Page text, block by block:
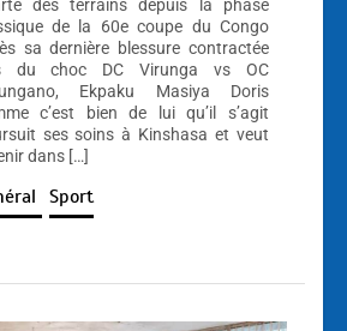
des terrains depuis la phase
de la 60e coupe du Congo
sa dernière blessure contractée
du choc DC Virunga vs OC
Ekpaku Masiya Doris
c’est bien de lui qu’il s’agit
ses soins à Kinshasa et veut
dans […]
Sport